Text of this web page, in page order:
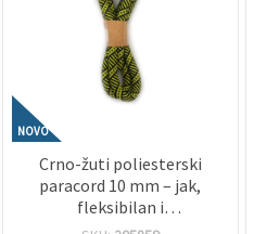
NOVO
Crno-žuti poliesterski
paracord 10 mm – jak,
fleksibilan i
višenamjenski užet, ~1 m